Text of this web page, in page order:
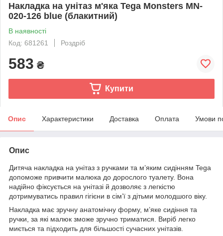
Накладка на унітаз м'яка Tega Monsters MN-
020-126 blue (блакитний)
В наявності
Код: 681261
Роздріб
583 ₴
Купити
Опис Характеристики Доставка Оплата Умови
Опис
Дитяча накладка на унітаз з ручками та м’яким сидінням Tega
допоможе привчити малюка до дорослого туалету. Вона
надійно фіксується на унітазі й дозволяє з легкістю
дотримуватись правил гігієни в сім’ї з дітьми молодшого віку.
Накладка має зручну анатомічну форму, м’яке сидіння та
ручки, за які малюк зможе зручно триматися. Виріб легко
миється та підходить для більшості сучасних унітазів.